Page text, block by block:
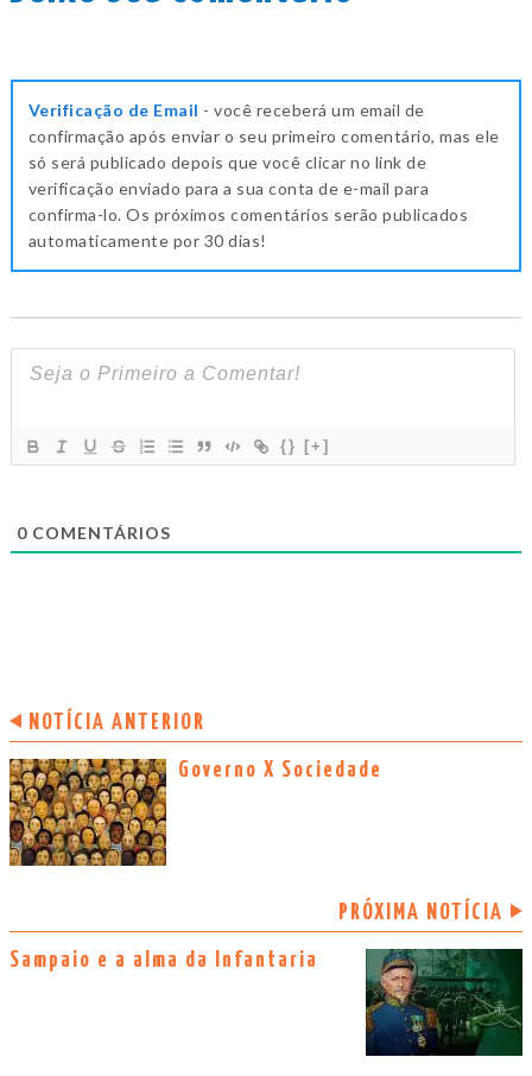
Verificação de Email - você receberá um email de
confirmação após enviar o seu primeiro comentário, mas ele
só será publicado depois que você clicar no link de
verificação enviado para a sua conta de e-mail para
confirma-lo. Os próximos comentários serão publicados
automaticamente por 30 dias!
{} [+]
0 COMENTÁRIOS
NOTÍCIA ANTERIOR
Governo X Sociedade
PRÓXIMA NOTÍCIA
Sampaio e a alma da Infantaria